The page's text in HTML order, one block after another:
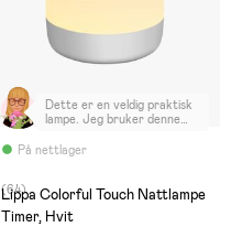
På nettlager
Dette er en veldig praktisk
lampe. Jeg bruker denne
ammer. Det svake lyset
(64)
Lippa Colorful Touch Nattlampe
Timer, Hvit